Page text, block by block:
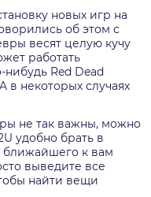
новых игр на
об этом с
весят целую кучу
работать
Red Dead
в некоторых случаях
не так важны, можно
удобно брать в
ближайшего к вам
выведите все
найти вещи